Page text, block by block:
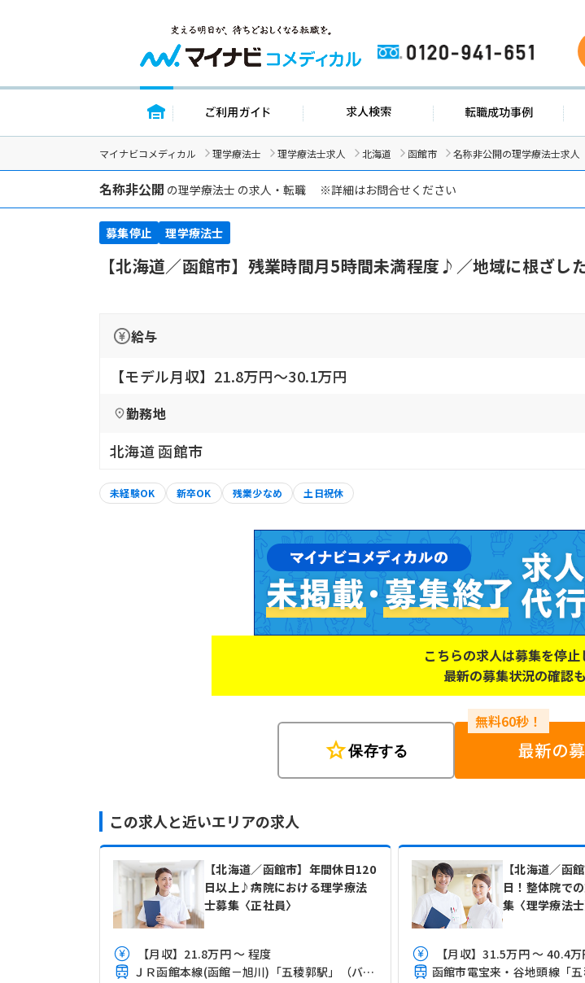
0120-
トップページ ご利用ガイド 求人検索 転
マイナビコメディカル 理学療法士 理学療法士求人 北海道 函館市 名称非公開の理学療法士求人
名称非公開 の理学療法士 の求人・転職 ※詳細はお問合せください
募集停止 理学療法士
【北海道／函館市】残業時間月5時間未満程度♪／地域に根ざし
給与
【モデル月収】21.8万円〜30.1万円
勤務地
北海道 函館市
未経験OK 新卒OK 残業少なめ 土日祝休
こちらの求人は募集を停止
最新の募集状況の確認も
star保存する 最新の
この求人と近いエリアの求人
【北海道／函館市】年間休日120
日以上♪病院における理学療法
士募集〈正社員〉
【月収】21.8万円 ～ 程度
ＪＲ函館本線(函館－旭川)「五稜郭駅」（バス・車6分）
【北海道／函
日！整体院で
集〈理学療法士
【月収】31.5万円 ～ 40.4